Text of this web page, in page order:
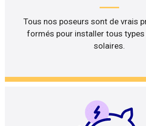
Tous nos poseurs sont de vrais
formés pour installer tous types
solaires.